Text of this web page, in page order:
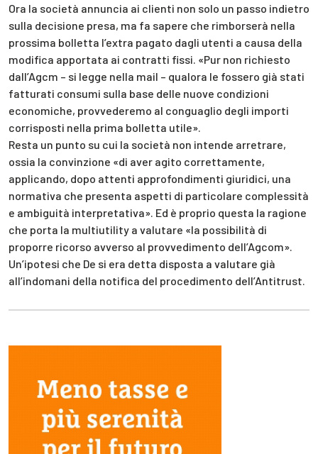
Ora la società annuncia ai clienti non solo un passo indietro
sulla decisione presa, ma fa sapere che rimborserà nella
prossima bolletta l’extra pagato dagli utenti a causa della
modifica apportata ai contratti fissi. «Pur non richiesto
dall’Agcm – si legge nella mail – qualora le fossero già stati
fatturati consumi sulla base delle nuove condizioni
economiche, provvederemo al conguaglio degli importi
corrisposti nella prima bolletta utile».
Resta un punto su cui la società non intende arretrare,
ossia la convinzione «di aver agito correttamente,
applicando, dopo attenti approfondimenti giuridici, una
normativa che presenta aspetti di particolare complessità
e ambiguità interpretativa». Ed è proprio questa la ragione
che porta la multiutility a valutare «la possibilità di
proporre ricorso avverso al provvedimento dell’Agcom».
Un’ipotesi che De si era detta disposta a valutare già
all’indomani della notifica del procedimento dell’Antitrust.